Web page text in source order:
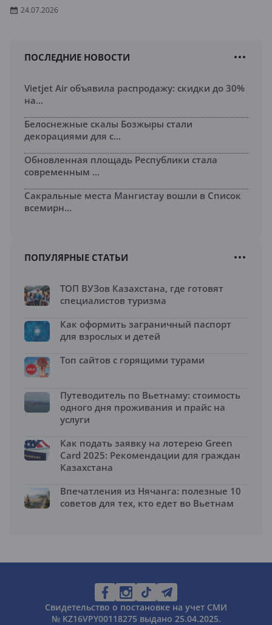
24.07.2026
ПОСЛЕДНИЕ НОВОСТИ
Vietjet Air объявила распродажу: скидки до 30%
на...
Белоснежные скалы Бозжыры стали
декорациями для с...
Обновленная площадь Республики стала
современным ...
Сакральные места Мангистау вошли в Список
всемирн...
ПОПУЛЯРНЫЕ СТАТЬИ
ТОП ВУЗов Казахстана, где готовят
специалистов туризма
Как оформить заграничный паспорт
для взрослых и детей
Топ сайтов с горящими турами
Путеводитель по Вьетнаму: стоимость
одного дня проживания и прайс на
услуги
Как подать заявку на лотерею Green
Card 2025: Рекомендации для граждан
Казахстана
Впечатления из Нячанга: полезные 10
советов для тех, кто едет во Вьетнам
Свидетельство о постановке на учет СМИ
№ KZ16VPY00118275 выдано 25.04.2025.